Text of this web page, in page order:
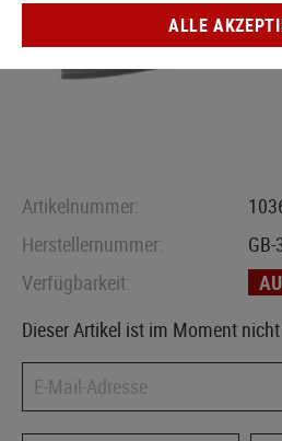
Artikelnummer:
Herstellernummer:
Verfügbarkeit:
Dieser Artikel ist im Moment
ALLE